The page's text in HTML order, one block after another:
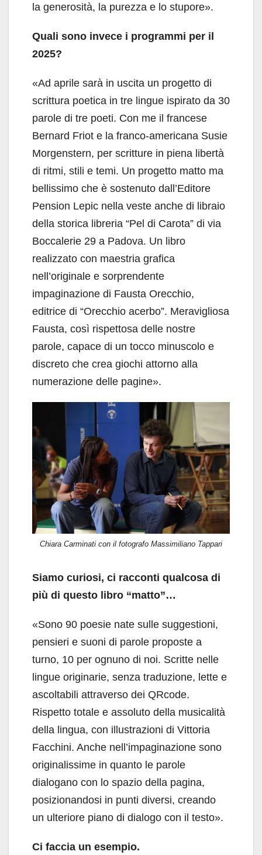
la generosità, la purezza e lo stupore».
Quali sono invece i programmi per il
2025?
«Ad aprile sarà in uscita un progetto di
scrittura poetica in tre lingue ispirato da 30
parole di tre poeti. Con me il francese
Bernard Friot e la franco-americana Susie
Morgenstern, per scritture in piena libertà
di ritmi, stili e temi. Un progetto matto ma
bellissimo che è sostenuto dall’Editore
Pension Lepic nella veste anche di libraio
della storica libreria “Pel di Carota” di via
Boccalerie 29 a Padova. Un libro
realizzato con maestria grafica
nell’originale e sorprendente
impaginazione di Fausta Orecchio,
editrice di “Orecchio acerbo”. Meravigliosa
Fausta, così rispettosa delle nostre
parole, capace di un tocco minuscolo e
discreto che crea giochi attorno alla
numerazione delle pagine».
Chiara Carminati con il fotografo Massimiliano Tappari
Siamo curiosi, ci racconti qualcosa di
più di questo libro “matto”…
«Sono 90 poesie nate sulle suggestioni,
pensieri e suoni di parole proposte a
turno, 10 per ognuno di noi. Scritte nelle
lingue originarie, senza traduzione, lette e
ascoltabili attraverso dei QRcode.
Rispetto totale e assoluto della musicalità
della lingua, con illustrazioni di Vittoria
Facchini. Anche nell’impaginazione sono
originalissime in quanto le parole
dialogano con lo spazio della pagina,
posizionandosi in punti diversi, creando
un ulteriore piano di dialogo con il testo».
Ci faccia un esempio.